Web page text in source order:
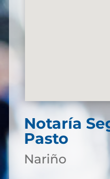
Notaría
Pasto
Nariño